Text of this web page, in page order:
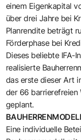
einem Eigenkapital
über drei Jahre bei
Planrendite beträgt
Förderphase bei
Dieses beliebte IFA-
realisierte
das erste dieser Art
der 66 barrierefreien
geplant.
Eine individuelle